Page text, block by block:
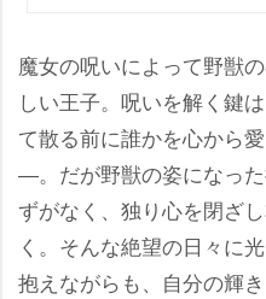
魔女の呪いによって野獣
しい王子。呪いを解く鍵
て散る前に誰かを心から
―。だが野獣の姿になっ
ずがなく、独り心を閉ざ
く。そんな絶望の日々に
抱えながらも、自分の輝